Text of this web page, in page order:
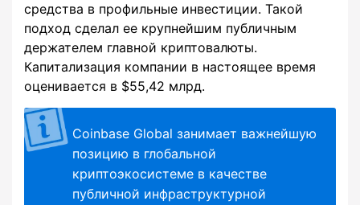
средства в профильные инвестиции. Такой
подход сделал ее крупнейшим публичным
держателем главной криптовалюты.
Капитализация компании в настоящее время
оценивается в $55,42 млрд.
Coinbase Global занимает важнейшую
позицию в глобальной
криптоэкосистеме в качестве
публичной инфраструктурной